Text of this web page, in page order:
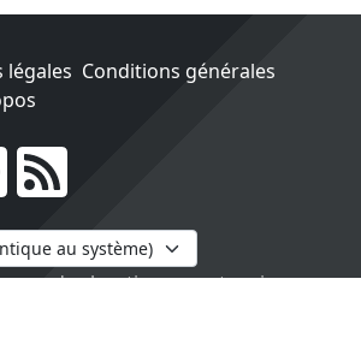
légales Conditions générales
une des boutiques partenaires nous